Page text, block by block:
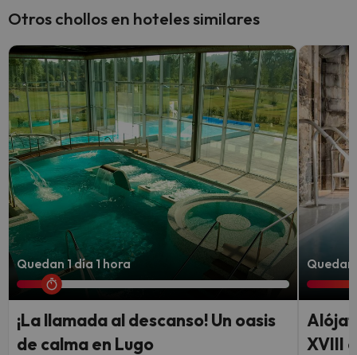
Otros chollos en hoteles similares
Quedan 1 día 1 hora
¡La llamada al descanso! Un oasis
de calma en Lugo
XVIII